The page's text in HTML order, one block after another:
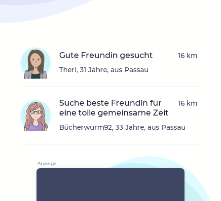
Gute Freundin gesucht
Theri, 31 Jahre, aus Passau
16 km
Suche beste Freundin für
eine tolle gemeinsame Zeit
Bücherwurm92, 33 Jahre, aus Passau
16 km